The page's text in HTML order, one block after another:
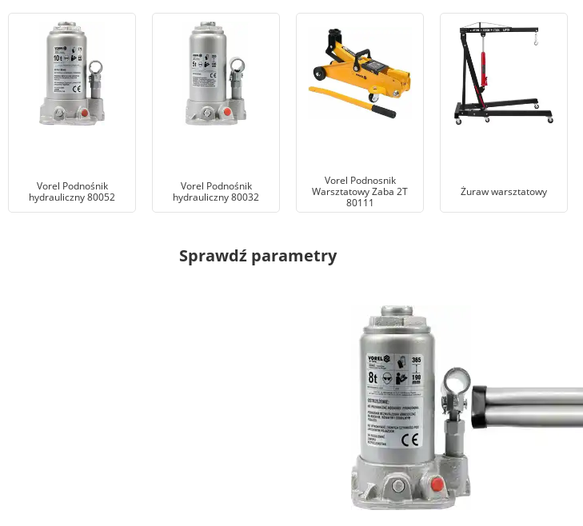
Vorel Podnośnik
hydrauliczny 80052
Vorel Podnośnik
hydrauliczny 80032
Vorel Podnosnik
Warsztatowy Zaba 2T
80111
Żuraw warsztatowy
Sprawdź parametry